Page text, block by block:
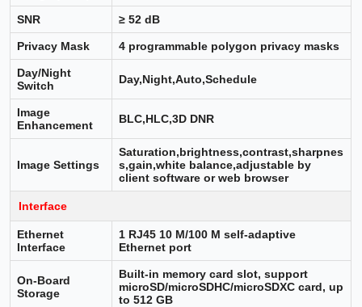
SNR ≥ 52 dB
Privacy Mask 4 programmable polygon privacy masks
Day/Night
Switch
Day,Night,Auto,Schedule
Image
Enhancement
BLC,HLC,3D DNR
Image Settings
Saturation,brightness,contrast,sharpnes
s,gain,white balance,adjustable by
client software or web browser
Interface
Ethernet
Interface
1 RJ45 10 M/100 M self-adaptive
Ethernet port
On-Board
Storage
Built-in memory card slot, support
microSD/microSDHC/microSDXC card, up
to 512 GB